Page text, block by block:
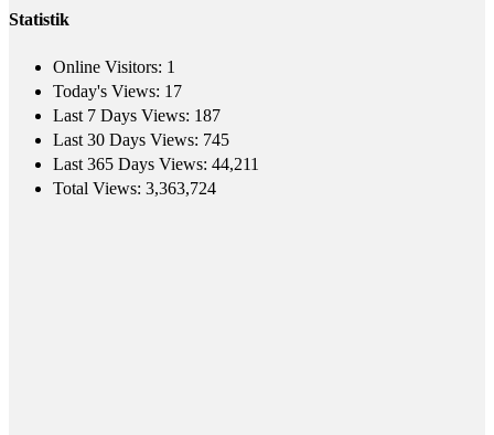
Statistik
Online Visitors: 1
Today's Views: 17
Last 7 Days Views: 187
Last 30 Days Views: 745
Last 365 Days Views: 44,211
Total Views: 3,363,724